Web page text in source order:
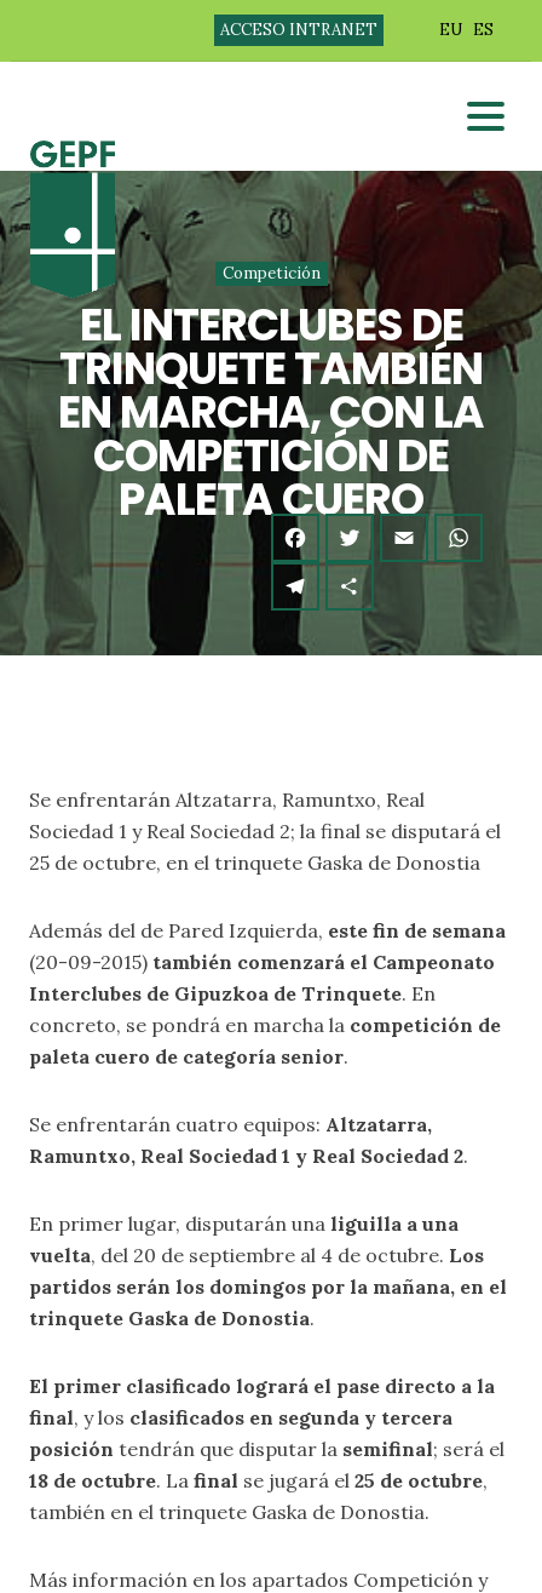
ACCESO INTRANET EU ES
Competición
EL INTERCLUBES DE
TRINQUETE TAMBIÉN
EN MARCHA, CON LA
COMPETICIÓN DE
PALETA CUERO
Se enfrentarán Altzatarra, Ramuntxo, Real
Sociedad 1 y Real Sociedad 2; la final se disputará el
25 de octubre, en el trinquete Gaska de Donostia
Además del de Pared Izquierda, este fin de semana
(20-09-2015) también comenzará el Campeonato
Interclubes de Gipuzkoa de Trinquete. En
concreto, se pondrá en marcha la competición de
paleta cuero de categoría senior.
Se enfrentarán cuatro equipos: Altzatarra,
Ramuntxo, Real Sociedad 1 y Real Sociedad 2.
En primer lugar, disputarán una liguilla a una
vuelta, del 20 de septiembre al 4 de octubre. Los
partidos serán los domingos por la mañana, en el
trinquete Gaska de Donostia.
El primer clasificado logrará el pase directo a la
final, y los clasificados en segunda y tercera
posición tendrán que disputar la semifinal; será el
18 de octubre. La final se jugará el 25 de octubre,
también en el trinquete Gaska de Donostia.
Más información en los apartados Competición y